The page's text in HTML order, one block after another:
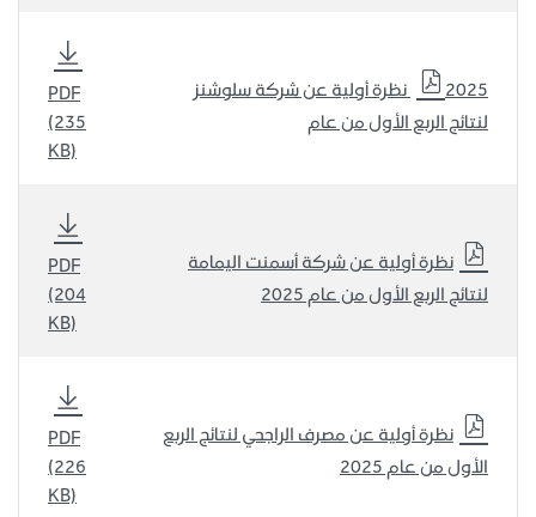
2025 نظرة أولية عن شركة سلوشنز
لنتائج الربع الأول من عام
PDF
(235
KB)
نظرة أولية عن شركة أسمنت اليمامة
لنتائج الربع الأول من عام 2025
PDF
(204
KB)
نظرة أولية عن مصرف الراجحي لنتائج الربع
الأول من عام 2025
PDF
(226
KB)